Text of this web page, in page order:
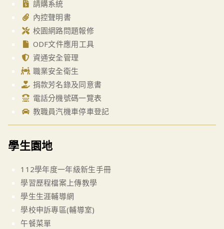
請購系統
內控聲明書
校園網路問題報修
ODF文件應用工具
資通安全管理
職業安全衛生
捐款芳名錄及同意書
電話分機號碼一覽表
教職員汽機車停車登記
學生園地
112學年度一年級新生手冊
學習歷程檔案上傳教學
學生生涯輔導網
學校申訴專區(輔導室)
午餐菜單